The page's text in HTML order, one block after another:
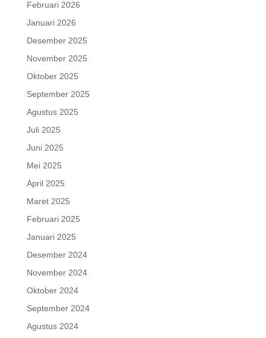
Februari 2026
Januari 2026
Desember 2025
November 2025
Oktober 2025
September 2025
Agustus 2025
Juli 2025
Juni 2025
Mei 2025
April 2025
Maret 2025
Februari 2025
Januari 2025
Desember 2024
November 2024
Oktober 2024
September 2024
Agustus 2024